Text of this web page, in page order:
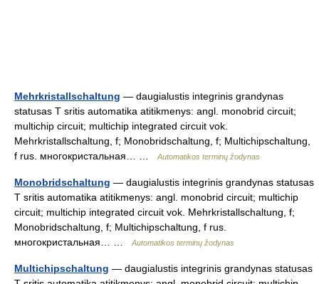
Mehrkristallschaltung — daugialustis integrinis grandynas
statusas T sritis automatika atitikmenys: angl. monobrid circuit;
multichip circuit; multichip integrated circuit vok.
Mehrkristallschaltung, f; Monobridschaltung, f; Multichipschaltung,
f rus. многокристальная… …
Automatikos terminų žodynas
Monobridschaltung — daugialustis integrinis grandynas statusas
T sritis automatika atitikmenys: angl. monobrid circuit; multichip
circuit; multichip integrated circuit vok. Mehrkristallschaltung, f;
Monobridschaltung, f; Multichipschaltung, f rus.
многокристальная… …
Automatikos terminų žodynas
Multichipschaltung — daugialustis integrinis grandynas statusas